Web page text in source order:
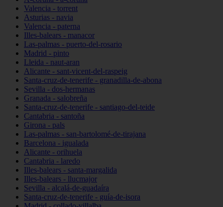
Valencia - torrent
Asturias - navia
Valencia - paterna
Illes-balears - manacor
Las-palmas - puerto-del-rosario
Madrid - pinto
Lleida - naut-aran
Alicante - sant-vicent-del-raspeig
Santa-cruz-de-tenerife - granadilla-de-abona
Sevilla - dos-hermanas
Granada - salobreña
Santa-cruz-de-tenerife - santiago-del-teide
Cantabria - santoña
Girona - pals
Las-palmas - san-bartolomé-de-tirajana
Barcelona - igualada
Alicante - orihuela
Cantabria - laredo
Illes-balears - santa-margalida
Illes-balears - llucmajor
Sevilla - alcalá-de-guadaíra
Santa-cruz-de-tenerife - guía-de-isora